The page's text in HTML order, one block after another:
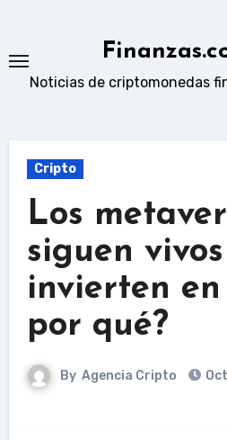
content
Noticias de criptomonedas
Cripto
Los
siguen
invierten
por qué?
By Agencia Cripto